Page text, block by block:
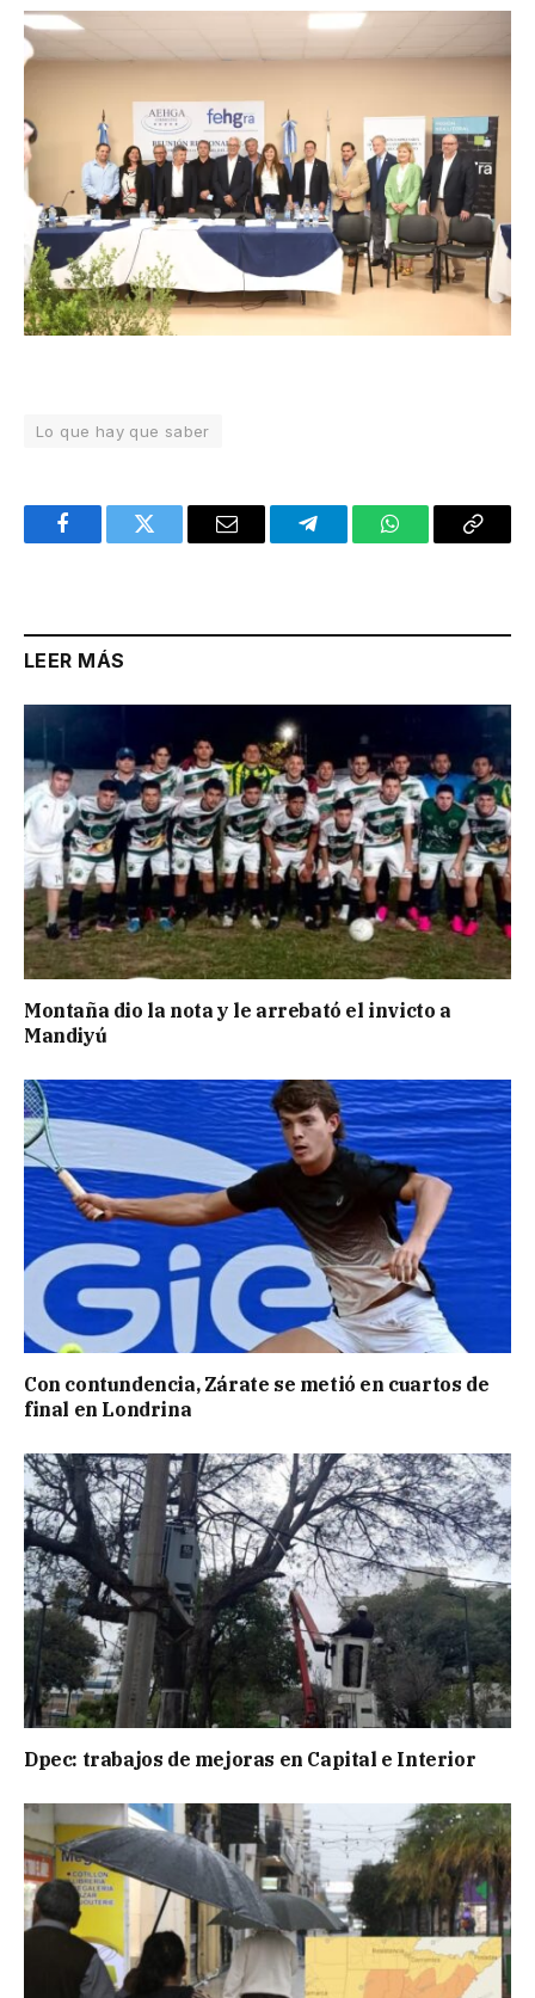
Lo que hay que saber
FacebookTwitter Email TelegramWhatsAppCopy
LEER MÁS
Montaña dio la nota y le arrebató el invicto a
Mandiyú
Con contundencia, Zárate se metió en cuartos de
final en Londrina
Dpec: trabajos de mejoras en Capital e Interior